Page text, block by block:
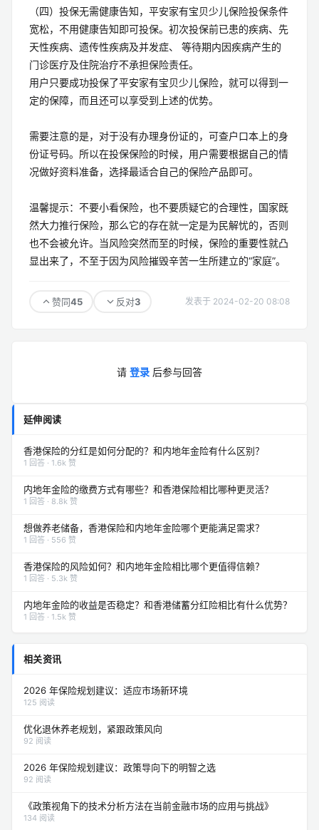
（四）投保无需健康告知，平安家有宝贝少儿保险投保条件
宽松，不用健康告知即可投保。初次投保前已患的疾病、先
天性疾病、遗传性疾病及并发症、 等待期内因疾病产生的
门诊医疗及住院治疗不承担保险责任。
用户只要成功投保了平安家有宝贝少儿保险，就可以得到一
定的保障，而且还可以享受到上述的优势。
需要注意的是，对于没有办理身份证的，可查户口本上的身
份证号码。所以在投保保险的时候，用户需要根据自己的情
况做好资料准备，选择最适合自己的保险产品即可。
温馨提示：不要小看保险，也不要质疑它的合理性，国家既
然大力推行保险，那么它的存在就一定是为民解忧的，否则
也不会被允许。当风险突然而至的时候，保险的重要性就凸
显出来了，不至于因为风险摧毁辛苦一生所建立的“家庭”。
赞同45 反对3 发表于 2024-02-20 08:08
请 登录 后参与回答
延伸阅读
香港保险的分红是如何分配的？和内地年金险有什么区别？
1 回答 · 1.6k 赞
内地年金险的缴费方式有哪些？和香港保险相比哪种更灵活？
1 回答 · 8.8k 赞
想做养老储备，香港保险和内地年金险哪个更能满足需求？
1 回答 · 556 赞
香港保险的风险如何？和内地年金险相比哪个更值得信赖？
1 回答 · 5.3k 赞
内地年金险的收益是否稳定？和香港储蓄分红险相比有什么优势？
1 回答 · 1.5k 赞
相关资讯
2026 年保险规划建议：适应市场新环境
125 阅读
优化退休养老规划，紧跟政策风向
92 阅读
2026 年保险规划建议：政策导向下的明智之选
92 阅读
《政策视角下的技术分析方法在当前金融市场的应用与挑战》
134 阅读